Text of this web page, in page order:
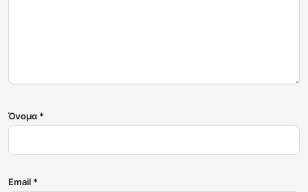
Όνομα *
Email *